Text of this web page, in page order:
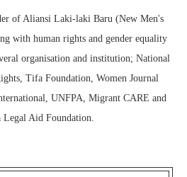
of Aliansi Laki-laki Baru (New Men's
with human rights and gender equality
organisation and institution; National
Tifa Foundation, Women Journal
UNFPA, Migrant CARE and
Legal Aid Foundation.